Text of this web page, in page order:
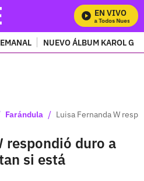
EN VIVO
Mira Todos Nuestros
NUEVO ÁLBUM KAROL G
Farándula / Luisa Fernanda W
respondió duro a
si está